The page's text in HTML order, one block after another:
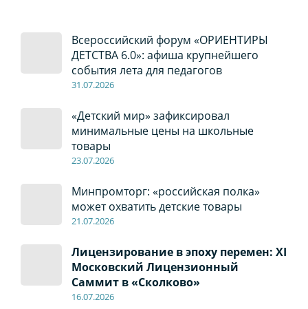
Всероссийский форум «ОРИЕНТИРЫ
ДЕТСТВА 6.0»: афиша крупнейшего
события лета для педагогов
31.07.2026
«Детский мир» зафиксировал
минимальные цены на школьные
товары
23.07.2026
Минпромторг: «российская полка»
может охватить детские товары
21.07.2026
Лицензирование в эпоху перемен: XI
Московский Лицензионный
Саммит в «Сколково»
16.07.2026